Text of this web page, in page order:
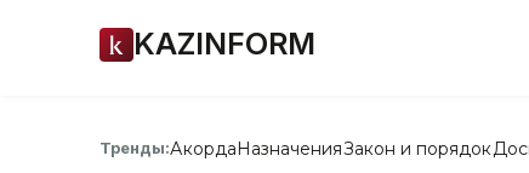
KAZINFORM
Тренды:АкордаНазначенияЗакон и порядок